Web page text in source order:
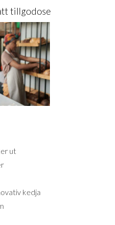
tillgodose
ut
kedja